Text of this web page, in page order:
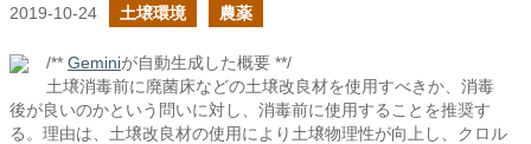
2019-10-24 土壌環境 農薬
/** Geminiが自動生成した概要 **/
土壌消毒前に廃菌床などの土壌改良材を使用すべきか、消毒
後が良いのかという問いに対し、消毒前に使用することを推奨す
る。理由は、土壌改良材の使用により土壌物理性が向上し、クロル